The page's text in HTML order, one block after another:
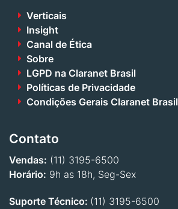
Verticais
Insight
Canal de Ética
Sobre
LGPD na Claranet Brasil
Políticas de Privacidade
Condições Gerais Claranet Brasil
Contato
Vendas: (11) 3195-6500
Horário: 9h as 18h, Seg-Sex
Suporte Técnico: (11) 3195-6500